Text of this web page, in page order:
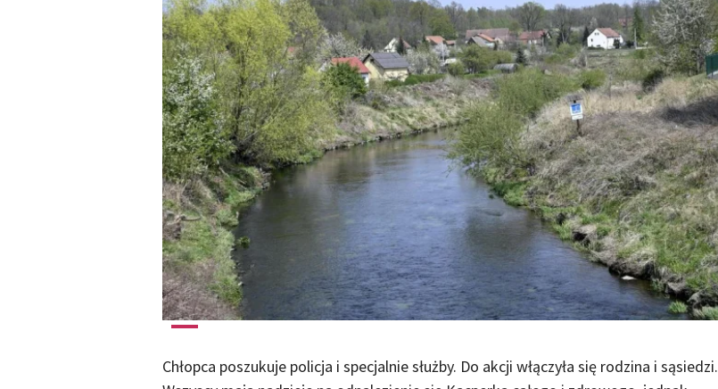
Chłopca poszukuje policja i specjalnie służby. Do akcji włączyła się rodzina i sąsiedzi.